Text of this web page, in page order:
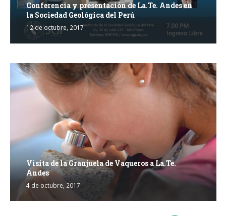
Conferencia y presentación de La.Te. Andes en
la Sociedad Geológica del Perú
12 de octubre, 2017
Visita de la Granjuela de Vaqueros a La.Te.
Andes
4 de octubre, 2017